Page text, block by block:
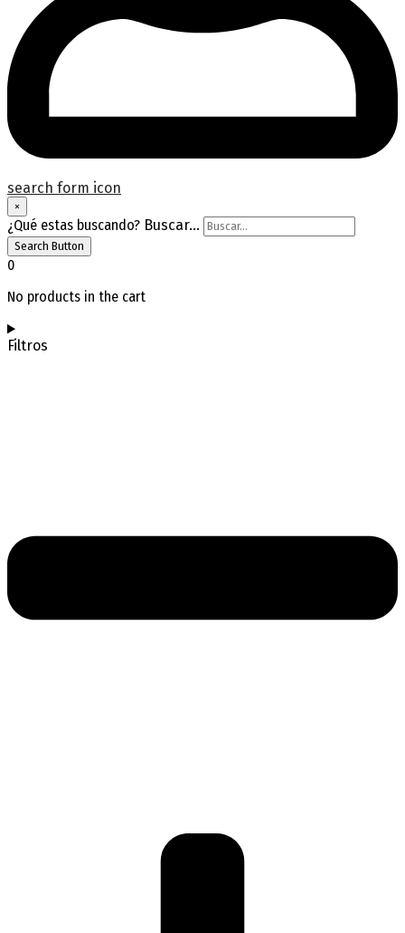
search form icon
×
¿Qué estas buscando? Buscar...
Search Button
0
No products in the cart
Filtros